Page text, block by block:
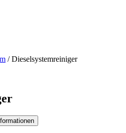
/ Dieselsystemreiniger